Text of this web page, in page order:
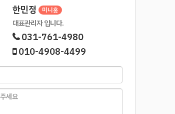
한민정 미니홈
대표관리자 입니다.
031-761-4980
010-4908-4499